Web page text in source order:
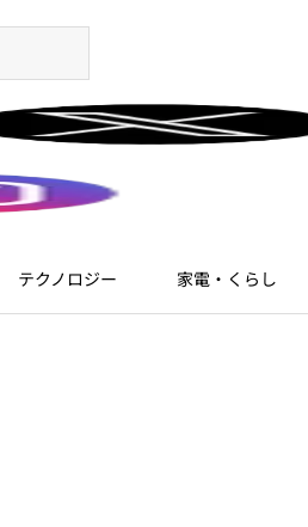
テクノロジー 家電・くらし